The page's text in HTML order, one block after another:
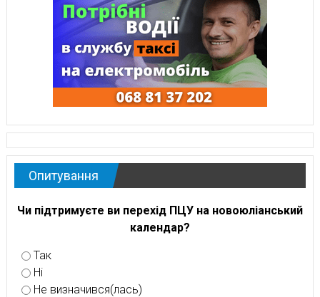
Опитування
Чи підтримуєте ви перехід ПЦУ на новоюліанський
календар?
Так
Ні
Не визначився(лась)